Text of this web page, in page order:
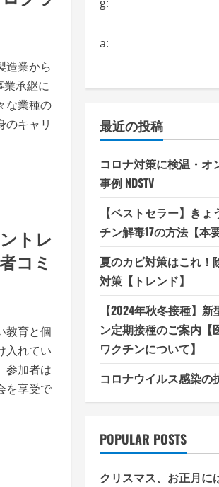
造業から
業承継に
な業種の
のキャリ
トレ
コミ
教育と個
入れてい
参加者は
を享受で
a:
最近の投稿
コロナ対策に検温・
事例 NDSTV
【ベストセラー】き
チン解毒17の方法【本
夏のカビ対策はこれ！
対策【トレンド】
【2024年秋冬接種】
ン定期接種のご案内【
ワクチンについて】
コロナウイルス感染の
POPULAR POSTS
クリスマス、お正月に